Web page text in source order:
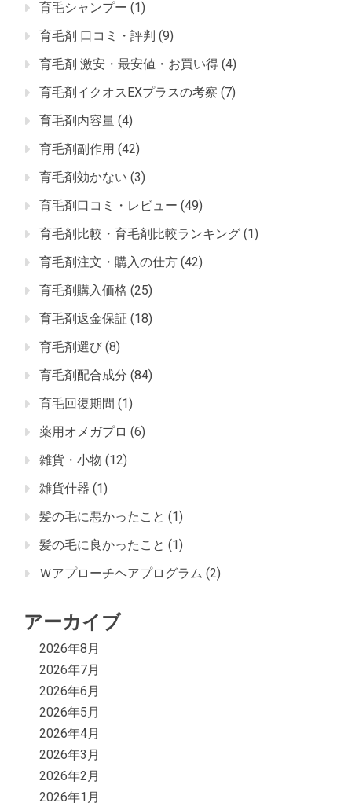
育毛シャンプー (1)
育毛剤 口コミ・評判 (9)
育毛剤 激安・最安値・お買い得 (4)
育毛剤イクオスEXプラスの考察 (7)
育毛剤内容量 (4)
育毛剤副作用 (42)
育毛剤効かない (3)
育毛剤口コミ・レビュー (49)
育毛剤比較・育毛剤比較ランキング (1)
育毛剤注文・購入の仕方 (42)
育毛剤購入価格 (25)
育毛剤返金保証 (18)
育毛剤選び (8)
育毛剤配合成分 (84)
育毛回復期間 (1)
薬用オメガプロ (6)
雑貨・小物 (12)
雑貨什器 (1)
髪の毛に悪かったこと (1)
髪の毛に良かったこと (1)
Ｗアプローチヘアプログラム (2)
アーカイブ
2026年8月
2026年7月
2026年6月
2026年5月
2026年4月
2026年3月
2026年2月
2026年1月